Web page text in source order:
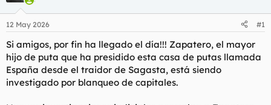
a
d
o
d
e
l
t
e
i
c
i
o
12 May 2026 #1
Si amigos, por fin ha llegado el día!!! Zapatero, el mayor
hijo de puta que ha presidido esta casa de putas llamada
España desde el traidor de Sagasta, está siendo
investigado por blanqueo de capitales.